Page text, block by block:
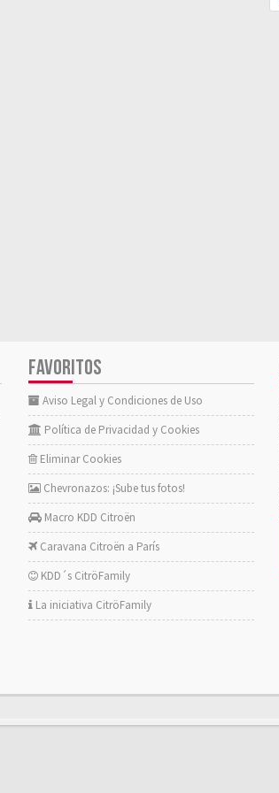
FAVORITOS
Aviso Legal y Condiciones de Uso
Política de Privacidad y Cookies
Eliminar Cookies
Chevronazos: ¡Sube tus fotos!
Macro KDD Citroën
Caravana Citroën a París
KDD´s CitröFamily
La iniciativa CitröFamily